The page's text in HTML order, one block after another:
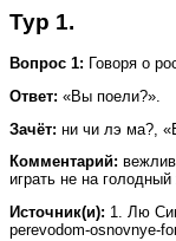
Тур 1.
Вопрос 1: Говоря о
Ответ: «Вы поели?».
Зачёт: ни чи лэ ма?,
Комментарий:
играть не на
Источник(и): 1. Лю
perevodom-osnovnye-